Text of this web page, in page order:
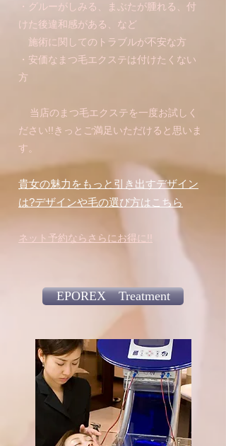
・グルーがしみる、まぶたが腫れる、付
けた後違和感がある、など
施術に関してのトラブルが不安な方
・安価なまつ毛エクステは付けたくない
方
​ 当店のまつ毛エクステを一度お試しく
ださい!!きっとご満足いただけると思いま
す。
貴女の魅力をもっと引き出すデザイン
は?デザインや毛の選び方はこちら
ネット予約ならさらにお得に!!
EPOREX Treatment